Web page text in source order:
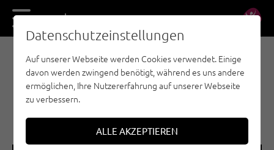
DE EN
E-BIKE & CLIMB - NAUDERS - TIROLER OBERLAND
- KAUNERTAL - EISKLETTERN
ANGST VOR LUST |
KAUNERTAL
Datenschutzeinstellungen
Auf unserer Webseite werden Cookies verwendet. Einige
davon werden zwingend benötigt, während es uns andere
ermöglichen, Ihre Nutzererfahrung auf unserer Webseite
zu verbessern.
ALLE AKZEPTIEREN